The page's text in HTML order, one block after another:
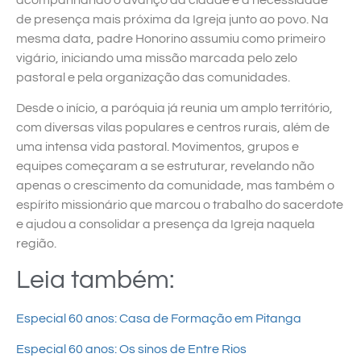
de presença mais próxima da Igreja junto ao povo. Na
mesma data, padre Honorino assumiu como primeiro
vigário, iniciando uma missão marcada pelo zelo
pastoral e pela organização das comunidades.
Desde o início, a paróquia já reunia um amplo território,
com diversas vilas populares e centros rurais, além de
uma intensa vida pastoral. Movimentos, grupos e
equipes começaram a se estruturar, revelando não
apenas o crescimento da comunidade, mas também o
espírito missionário que marcou o trabalho do sacerdote
e ajudou a consolidar a presença da Igreja naquela
região.
Leia também:
Especial 60 anos: Casa de Formação em Pitanga
Especial 60 anos: Os sinos de Entre Rios